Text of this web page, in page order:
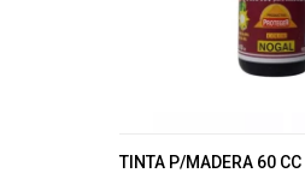
TINTA P/MADERA 60